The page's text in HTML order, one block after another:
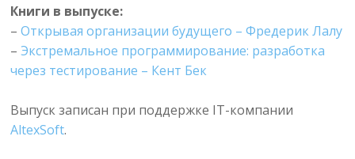
Книги в выпуске:
–Открывая организации будущего – Фредерик Лалу
–Экстремальное программирование: разработка
через тестирование – Кент Бек
Выпуск записан при поддержке IT-компании
AltexSoft.